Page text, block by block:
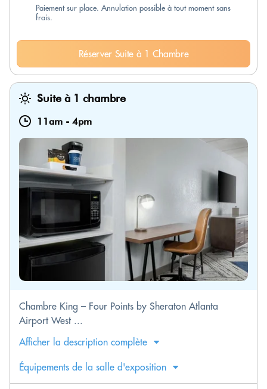
Paiement sur place. Annulation possible à tout moment sans
frais.
Réserver Suite à 1 Chambre
Suite à 1 chambre
11am - 4pm
Chambre King – Four Points by Sheraton Atlanta
Airport West ...
Afficher la description complète
Équipements de la salle d'exposition